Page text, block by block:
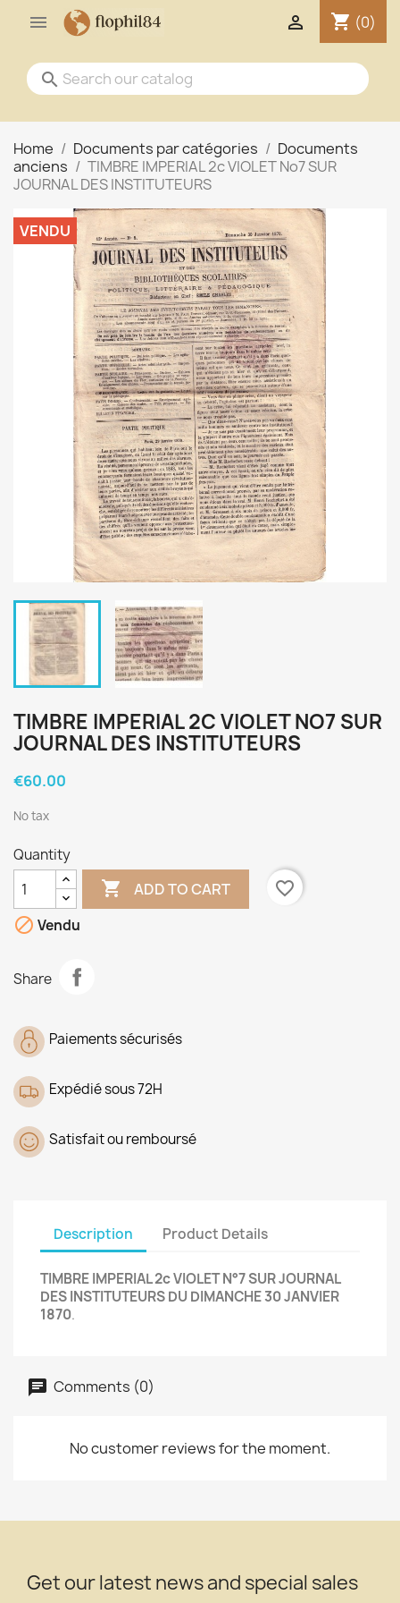
 shopping_cart (0)

search
Home Documents par catégories
Documents
anciens
TIMBRE IMPERIAL 2c VIOLET No7 SUR
JOURNAL DES INSTITUTEURS
VENDU
TIMBRE IMPERIAL 2C VIOLET NO7 SUR
JOURNAL DES INSTITUTEURS
€60.00
No tax
Quantity
 ADD TO CART
favorite_border
 Vendu
Share
Paiements sécurisés
Expédié sous 72H
Satisfait ou remboursé
Description Product Details
TIMBRE IMPERIAL 2c VIOLET N°7 SUR JOURNAL
DES INSTITUTEURS DU DIMANCHE 30 JANVIER
1870.
Comments (0)
No customer reviews for the moment.
Get our latest news and special sales